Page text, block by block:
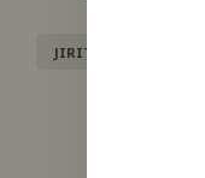
JIRITSU